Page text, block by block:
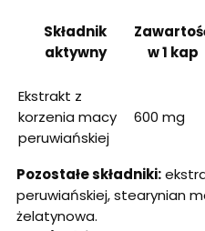
Składnik
aktywny
w 1 kap
Ekstrakt z
korzenia macy
peruwiańskiej
600 mg
Pozostałe składniki:
peruwiańskiej, stearynian
żelatynowa.